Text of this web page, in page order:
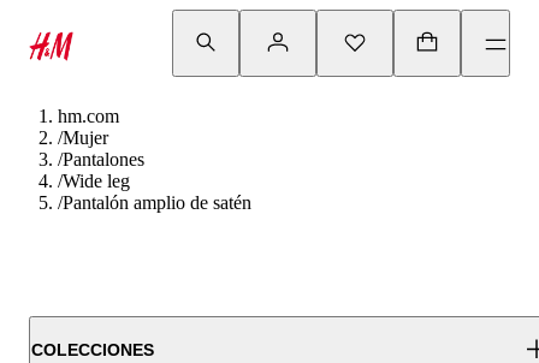
hm.com
/Mujer
/Pantalones
/Wide leg
/Pantalón amplio de satén
COLECCIONES